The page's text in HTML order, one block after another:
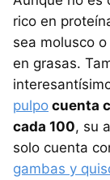
rico en
sea molusco
en grasas.
pulpo cuenta
cada 100, su
solo cuenta
gambas y